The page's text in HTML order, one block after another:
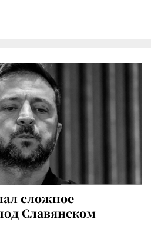
сложное
Славянском